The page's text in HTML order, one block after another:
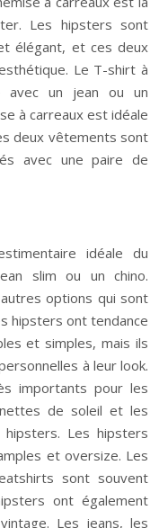
Les hipsters sont
élégant, et ces deux
Le T-shirt à
avec un jean ou un
à carreaux est idéale
deux vêtements sont
avec une paire de
idéale du
slim ou un chino.
options qui sont
hipsters ont tendance
et simples, mais ils
à leur look.
importants pour les
de soleil et les
Les hipsters
et oversize. Les
sont souvent
ont également
Les jeans, les